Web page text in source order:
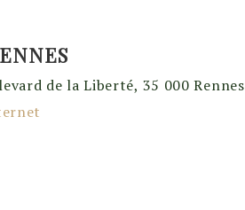
de la Liberté, 35 000 Rennes